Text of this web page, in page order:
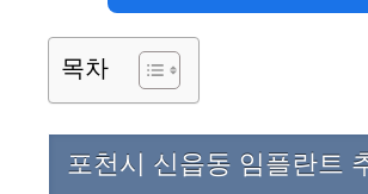
목차
포천시 신읍동 임플란트